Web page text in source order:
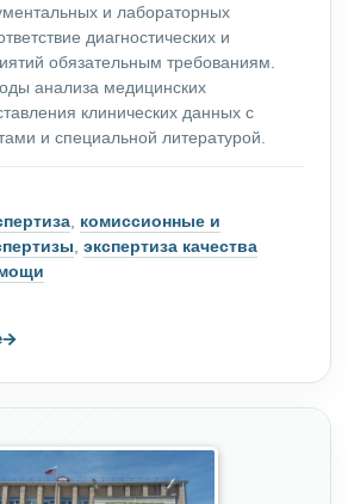
и лабораторных
диагностических и
обязательным требованиям.
анализа медицинских
клинических данных с
и специальной литературой.
, комиссионные и
, экспертиза качества
→